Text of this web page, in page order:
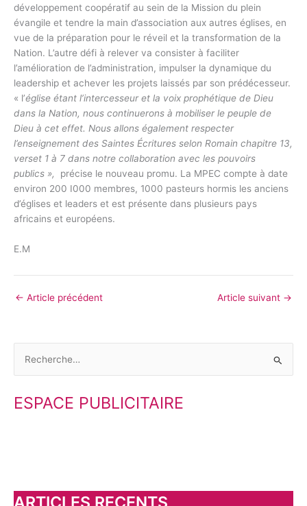
développement coopératif au sein de la Mission du plein
évangile et tendre la main d’association aux autres églises, en
vue de la préparation pour le réveil et la transformation de la
Nation. L’autre défi à relever va consister à faciliter
l’amélioration de l’administration, impulser la dynamique du
leadership et achever les projets laissés par son prédécesseur.
« l’église étant l’intercesseur et la voix prophétique de Dieu
dans la Nation, nous continuerons à mobiliser le peuple de
Dieu à cet effet. Nous allons également respecter
l’enseignement des Saintes Écritures selon Romain chapitre 13,
verset 1 à 7 dans notre collaboration avec les pouvoirs
publics », précise le nouveau promu. La MPEC compte à date
environ 200 I000 membres, 1000 pasteurs hormis les anciens
d’églises et leaders et est présente dans plusieurs pays
africains et européens.
E.M
← Article précédent Article suivant →
c
h
ESPACE PUBLICITAIRE